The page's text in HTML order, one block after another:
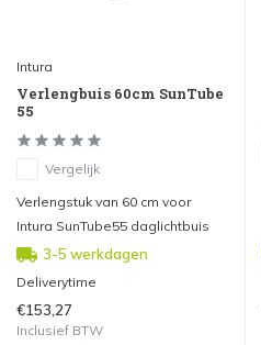
Intura
Verlengbuis 60cm SunTube
55
Vergelijk
Verlengstuk van 60 cm voor
Intura SunTube55 daglichtbuis
3-5 werkdagen
Deliverytime
€153,27
Inclusief BTW